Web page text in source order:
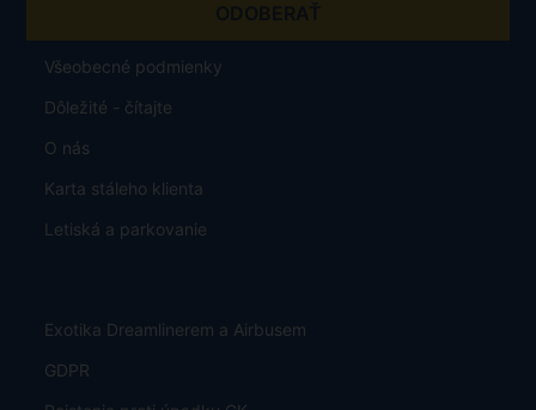
Všeobecné podmienky
Dôležité - čítajte
O nás
Karta stáleho klienta
Letiská a parkovanie
Exotika Dreamlinerem a Airbusem
GDPR